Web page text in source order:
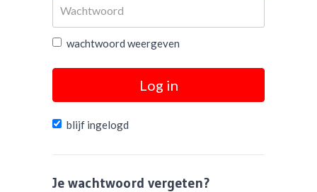
wachtwoord weergeven
Log in
blijf ingelogd
Je wachtwoord vergeten?